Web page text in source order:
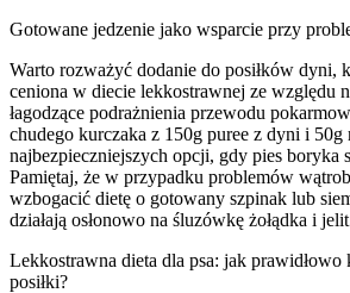
Gotowane jedzenie jako wsparcie przy
Warto rozważyć dodanie do posiłków dyni,
ceniona w diecie lekkostrawnej ze względu
łagodzące podrażnienia przewodu
chudego kurczaka z 150g puree z dyni i 50g
najbezpieczniejszych opcji, gdy pies boryka
Pamiętaj, że w przypadku problemów
wzbogacić dietę o gotowany szpinak lub
działają osłonowo na śluzówkę żołądka i
Lekkostrawna dieta dla psa: jak
posiłki?